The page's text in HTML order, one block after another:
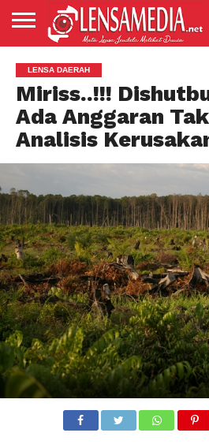
PENDIDIKAN
ENTERTAIMENT
POLITIK
PRISTIWA
SPORT
DAERAH
NASIONAL
ADVETORIAL
LENSA DAERAH
Miriss..!!!
Ada Anggaran
Analisis